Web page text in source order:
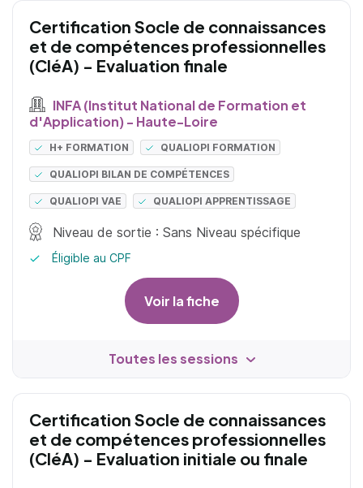
Certification Socle de connaissances
et de compétences professionnelles
(CléA) - Evaluation finale
INFA (Institut National de Formation et
d'Application) - Haute-Loire
H+ FORMATION QUALIOPI FORMATION
QUALIOPI BILAN DE COMPÉTENCES
QUALIOPI VAE QUALIOPI APPRENTISSAGE
Niveau de sortie : Sans Niveau spécifique
Éligible au CPF
Voir la fiche
Toutes les sessions
Certification Socle de connaissances
et de compétences professionnelles
(CléA) - Evaluation initiale ou finale